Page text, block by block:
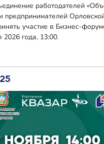
работодателей
участие в Бизнес‑форуме.
года, 13:00.